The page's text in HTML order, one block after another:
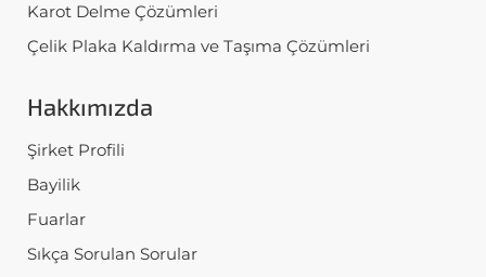
Karot Delme Çözümleri
Çelik Plaka Kaldırma ve Taşıma Çözümleri
Hakkımızda
Şirket Profili
Bayilik
Fuarlar
Sıkça Sorulan Sorular